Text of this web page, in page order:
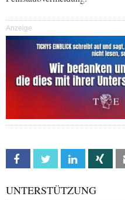
Anzeige
Facebook Twitter Linkedin Xing
UNTERSTÜTZUNG